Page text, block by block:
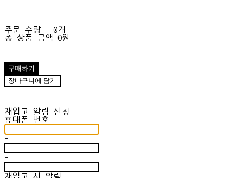
주문 수량
0개
총 상품 금액
0원
구매하기
장바구니에 담기
재입고 알림 신청
휴대폰 번호
-
-